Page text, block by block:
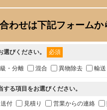
わせは下記フォーム
選びください。 必須
・分離 混合 異物除去 輸送
る項目をお選びください。
付 見積り 営業からの連絡